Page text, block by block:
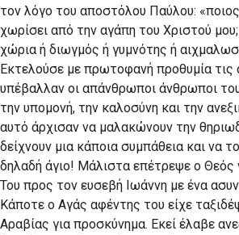
τον λόγο του αποστόλου Παύλου:
χωρίσει από την αγάπη του Χριστού
χώρια ή διωγμός ή γυμνότης ή
Εκτελούσε με πρωτοφανή προθυμία τις
υπέβαλλαν οι απάνθρωποι άνθρωποι
την υπομονή, την καλοσύνη και την
αυτό άρχισαν να μαλακώνουν την
δείχνουν μια κάποια συμπάθεια και να
δηλαδή άγιο! Μάλιστα επέτρεψε ο Θεός
Του προς τον ευσεβή Ιωάννη με ένα
Κάποτε ο Αγάς αφέντης του είχε
Αραβίας για προσκύνημα. Εκεί έλαβε